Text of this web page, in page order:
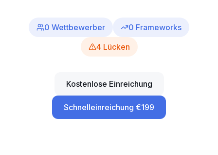
0 Wettbewerber 0 Frameworks
4 Lücken
Kostenlose Einreichung
Schnelleinreichung €199